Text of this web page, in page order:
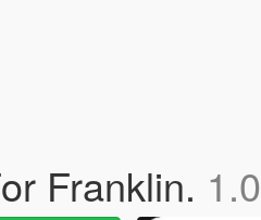
Franklin. 1.0